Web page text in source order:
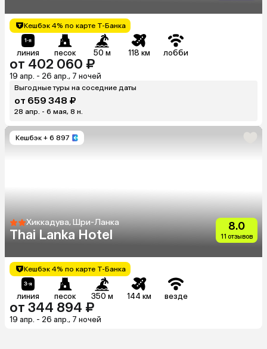
Кешбэк 4% по карте Т-Банка
линия песок 50 м 118 км лобби
от 402 060 ₽
19 апр. - 26 апр., 7 ночей
Выгодные туры на соседние даты
от 659 348 ₽
28 апр. - 6 мая, 8 н.
Кешбэк + 6 897
Хиккадува, Шри-Ланка
Thai Lanka Hotel
8.0
11 отзывов
Кешбэк 4% по карте Т-Банка
линия песок 350 м 144 км везде
от 344 894 ₽
19 апр. - 26 апр., 7 ночей